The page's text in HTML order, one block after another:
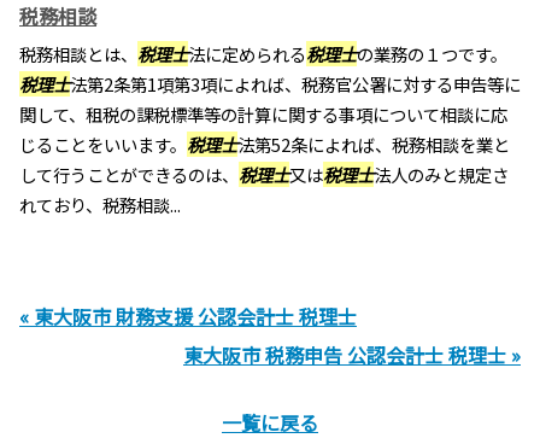
税務相談
税務相談とは、 税理士法に定められる税理士の業務の１つです。
税理士法第2条第1項第3項によれば、税務官公署に対する申告等に
関して、租税の課税標準等の計算に関する事項について相談に応
じることをいいます。 税理士法第52条によれば、税務相談を業と
して行うことができるのは、 税理士又は税理士法人のみと規定さ
れており、税務相談...
« 東大阪市 財務支援 公認会計士 税理士
東大阪市 税務申告 公認会計士 税理士 »
一覧に戻る